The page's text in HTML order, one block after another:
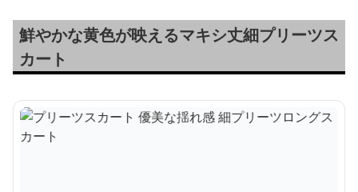
鮮やかな黄色が映えるマキシ丈細プリーツス
カート